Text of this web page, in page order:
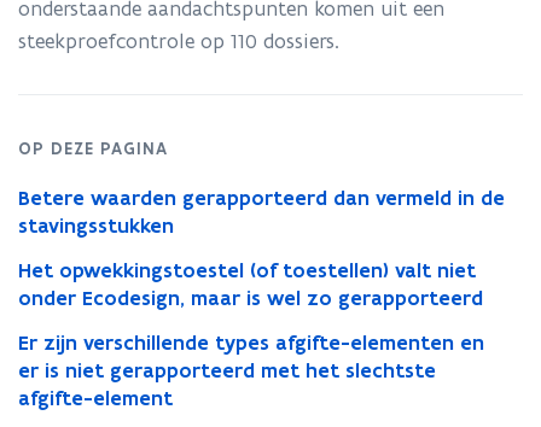
het
rapporteren
onderstaande aandachtspunten komen uit een
steekproefcontrole op 110 dossiers.
OP DEZE PAGINA
Betere waarden gerapporteerd dan vermeld in de
stavingsstukken
Het opwekkingstoestel (of toestellen) valt niet
onder Ecodesign, maar is wel zo gerapporteerd
Er zijn verschillende types afgifte-elementen en
er is niet gerapporteerd met het slechtste
afgifte-element